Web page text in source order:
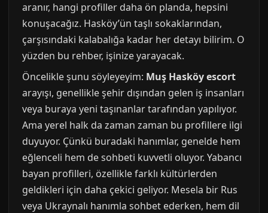
aranır, hangi profiller daha ön planda, hepsini
konuşacağız. Hasköy’ün taşlı sokaklarından,
çarşısındaki kalabalığa kadar her detayı bilirim. O
yüzden bu rehber, işinize yarayacak.
Öncelikle şunu söyleyeyim: Muş Hasköy escort
arayışı, genellikle şehir dışından gelen iş insanları
veya buraya yeni taşınanlar tarafından yapılıyor.
Ama yerel halk da zaman zaman bu profillere ilgi
duyuyor. Çünkü buradaki hanımlar, genelde hem
eğlenceli hem de sohbeti kuvvetli oluyor. Yabancı
bayan profilleri, özellikle farklı kültürlerden
geldikleri için daha çekici geliyor. Mesela bir Rus
veya Ukraynalı hanımla sohbet ederken, hem dil